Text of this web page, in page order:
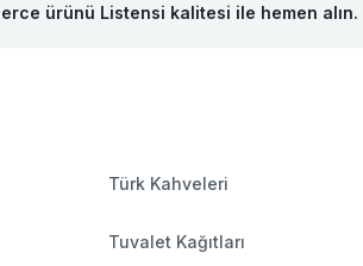
ürünü Listensi kalitesi ile hemen alın.
Türk Kahveleri
Tuvalet Kağıtları